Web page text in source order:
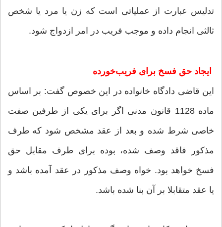
تدلیس عبارت از عملیاتی است كه زن یا مرد یا شخص
ثالثی انجام داده و موجب فریب در امر ازدواج شود.
ایجاد حق فسخ برای فریب‌خورده
این قاضی دادگاه خانواده در این خصوص گفت: بر اساس
ماده 1128 قانون مدنی اگر برای یكی از طرفین صفت
خاصی شرط شده و بعد از عقد مشخص شود كه طرف
مذكور فاقد وصف شده، بوده برای طرف مقابل حق
فسخ خواهد بود. خواه وصف مذكور در عقد آمده باشد و
یا عقد متقابلا بر آن بنا شده باشد.